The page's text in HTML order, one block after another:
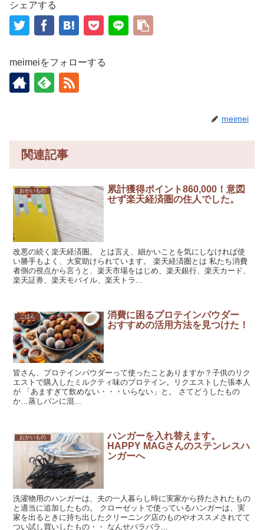
シェアする
meimeiをフォローする
meimei
関連記事
おかいもの
累計獲得ポイント860,000！意図
せず楽天経済圏の住人でした。
改悪の続く楽天経済圏。 とは言え、細かいことを気にしなければ使
い勝手もよく、大変助けられています。 楽天経済圏とは 私たち消費
者側の視点から言うと、楽天市場をはじめ、楽天銀行、楽天カード、
楽天証券、楽天モバイル、楽天トラ...
ごはん
消費に困るプロテインパウダー
おすすめの活用方法を見つけた！
皆さん、プロテインパウダーって使ったことありますか？子供のリク
エストで購入したミルクティ味のプロテイン。リクエストした張本人
が 「あますぎて飲めない・・・いらない」と。 さてどうしたもの
か…蒸しパンに混...
おかいもの
ハンガーを入れ替えます。
HAPPY MAGさんのステンレスハ
ンガーへ
洗濯物用のハンガーは、夫の一人暮らし時に実家から持たされたもの
と適当に追加したもの。 クローゼットで使っているハンガーは、実
家を出るときに持ち出したクリーニング店のものやオススメされてて
つい試し買いしたもの・・ なんせバラバラ...